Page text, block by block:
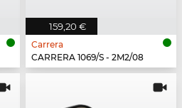
159,20 €
Carrera
CARRERA 1069/S - 2M2/08